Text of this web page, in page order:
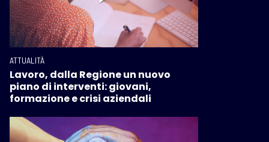
ATTUALITÀ
Lavoro, dalla Regione un nuovo
piano di interventi: giovani,
formazione e crisi aziendali